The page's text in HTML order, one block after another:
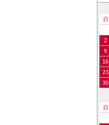
日
2
9
16
23
30
日